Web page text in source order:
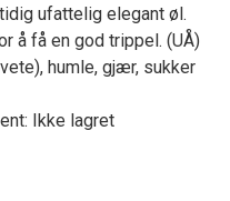
ufattelig elegant øl.
å få en god trippel. (UÅ)
humle, gjær, sukker
Ikke lagret